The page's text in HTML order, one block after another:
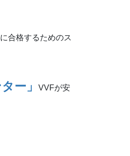
合格するためのス
ー」
VVFが安